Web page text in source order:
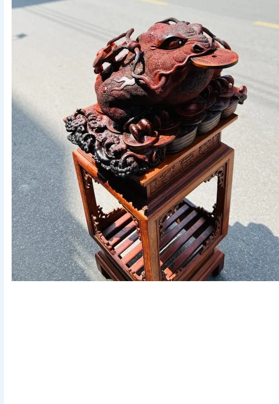
Tranh vẽ
Chính Sách Bảo Mật
Chính Sách Đổi Trả
Chính Sách Vận Chuyển Và Đổi Trả
Điều Khoản & Chính Sách
Ảnh gái
Ảnh anime
Tìm
kiếm: